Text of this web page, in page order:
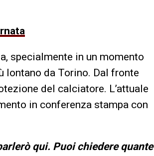
specialmente in un momento
lontano da Torino. Dal fronte
del calciatore. L’attuale
in conferenza stampa con
qui. Puoi chiedere quante